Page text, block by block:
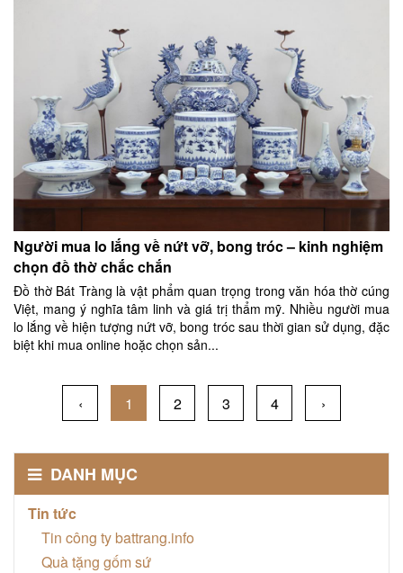
Người mua lo lắng về nứt vỡ, bong tróc – kinh nghiệm
chọn đồ thờ chắc chắn
Đồ thờ Bát Tràng là vật phẩm quan trọng trong văn hóa thờ cúng
Việt, mang ý nghĩa tâm linh và giá trị thẩm mỹ. Nhiều người mua
lo lắng về hiện tượng nứt vỡ, bong tróc sau thời gian sử dụng, đặc
biệt khi mua online hoặc chọn sản...
‹ 1 2 3 4 ›
DANH MỤC
Tin tức
Tin công ty battrang.info
Quà tặng gốm sứ